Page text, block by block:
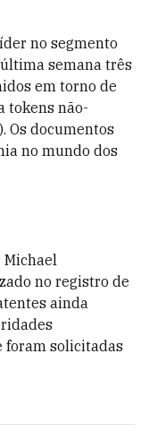
no segmento
semana três
em torno de
tokens não-
Os documentos
no mundo dos
Michael
no registro de
ainda
foram solicitadas